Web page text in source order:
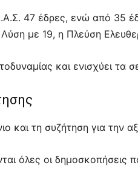
47 έδρες, ενώ από 35
με 19, η Πλεύση
και ενισχύει τα
και τη συζήτηση για την
όλες οι δημοσκοπήσεις